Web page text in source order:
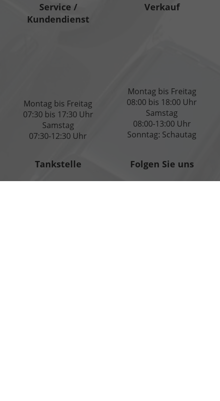
Service /
Kundendienst
Montag bis Freitag
07:30 bis 17:30 Uhr
Samstag
07:30-12:30 Uhr
Verkauf
Montag bis Freitag
08:00 bis 18:00 Uhr
Samstag
08:00-13:00 Uhr
Sonntag: Schautag
Tankstelle Folgen Sie uns